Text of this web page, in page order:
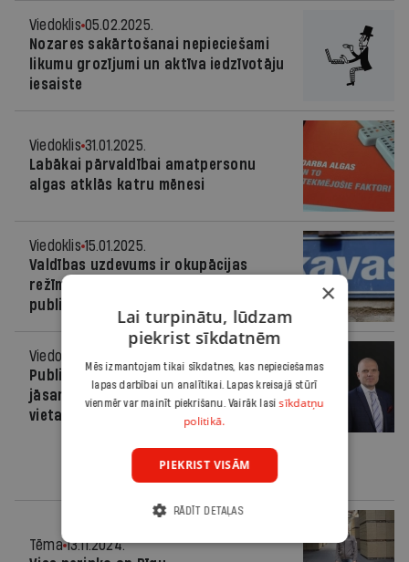
Viedoklis 05.02.2025.
Nozares sakārtošanai nepieciešami
likumu grozījumi un aktīva iedzīvotāju
iesaiste
Viedoklis 31.01.2025.
Labākai pārvaldībai amatpersonu
algas atklās katru mēnesi
Viedoklis 15.01.2025.
Valdības uzdevums ir okupācijas
režīma slavēšanas izbeigšana
publiskajā telpā
Viedoklis
Publiskā sektora izdevumi
jāsamazina, nevis jātērē 20 000 par
vietas izveidi pirmsskolā
Tēma 13.11.2024.
×
Lai turpinātu, lūdzam
piekrist sīkdatnēm
Mēs izmantojam tikai sīkdatnes, kas nepieciešamas
lapas darbībai un analītikai. Lapas kreisajā stūrī
vienmēr var mainīt piekrišanu. Vairāk lasisīkdatņu
politikā.
PIEKRIST VISĀM
RĀDĪT DETAĻAS